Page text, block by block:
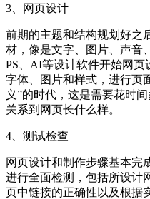
3、网页设计
前期的主题和结构规划好之
材，像是文字、图片、声音
PS、AI等设计软件开始网页
字体、图片和样式，进行页
义”的时代，这是需要花时
关系到网页长什么样。
4、测试检查
网页设计和制作步骤基本完
进行全面检测，包括所设计
页中链接的正确性以及根据